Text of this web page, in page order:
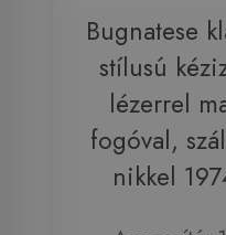
Bugnatese
stílusú
lézerrel
fogóval,
nikkel